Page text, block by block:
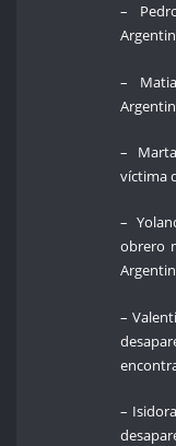
–
–
–
víctima
–
obrero
–
–